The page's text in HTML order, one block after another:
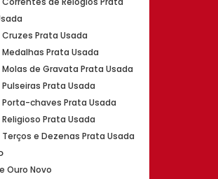
Cruzes Prata Usada
Medalhas Prata Usada
Molas de Gravata Prata Usada
Pulseiras Prata Usada
Porta-chaves Prata Usada
Religioso Prata Usada
Terços e Dezenas Prata Usada
Ouro Novo